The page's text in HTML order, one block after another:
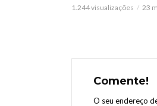
1.244 visualizações 23
Comente!
O seu endereço